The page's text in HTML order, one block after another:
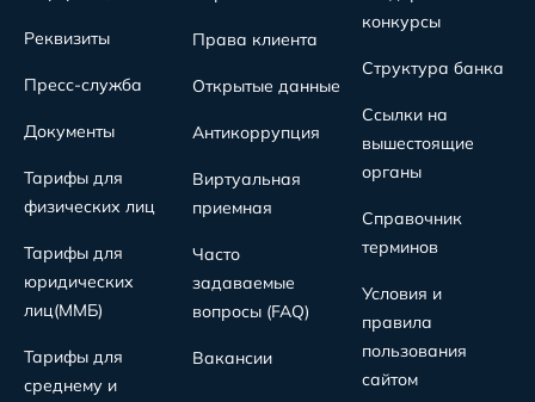
Реквизиты
Пресс-служба
Документы
Тарифы для
физических лиц
Тарифы для
юридических
лиц(MMБ)
Тарифы для
среднему и
Права клиента
Открытые данные
Антикоррупция
Виртуальная
приемная
Часто
задаваемые
вопросы (FAQ)
Вакансии
конкурсы
Структура банка
Ссылки на
вышестоящие
органы
Справочник
терминов
Условия и
правила
пользования
сайтом